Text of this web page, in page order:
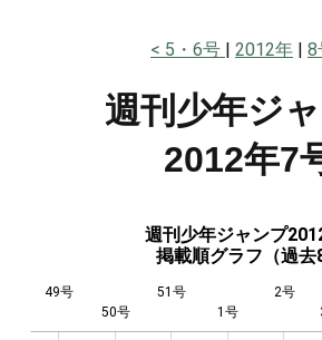
5・6号 2012年 8
週刊少年ジ
2012年7
週刊少年ジャンプ
掲載順グラフ（過去
49号
50号
51号
1号
2号